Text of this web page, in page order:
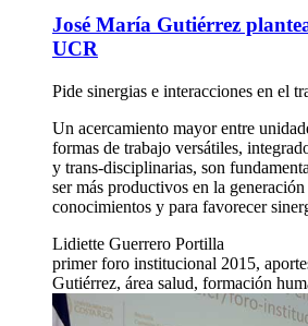
José María Gutiérrez
UCR
Pide sinergias e interacciones en el
Un acercamiento mayor entre
formas de trabajo versátiles,
y trans-disciplinarias, son
ser más productivos en la
conocimientos y para favorecer
Lidiette Guerrero Portilla
primer foro institucional 2015,
Gutiérrez, área salud, formación